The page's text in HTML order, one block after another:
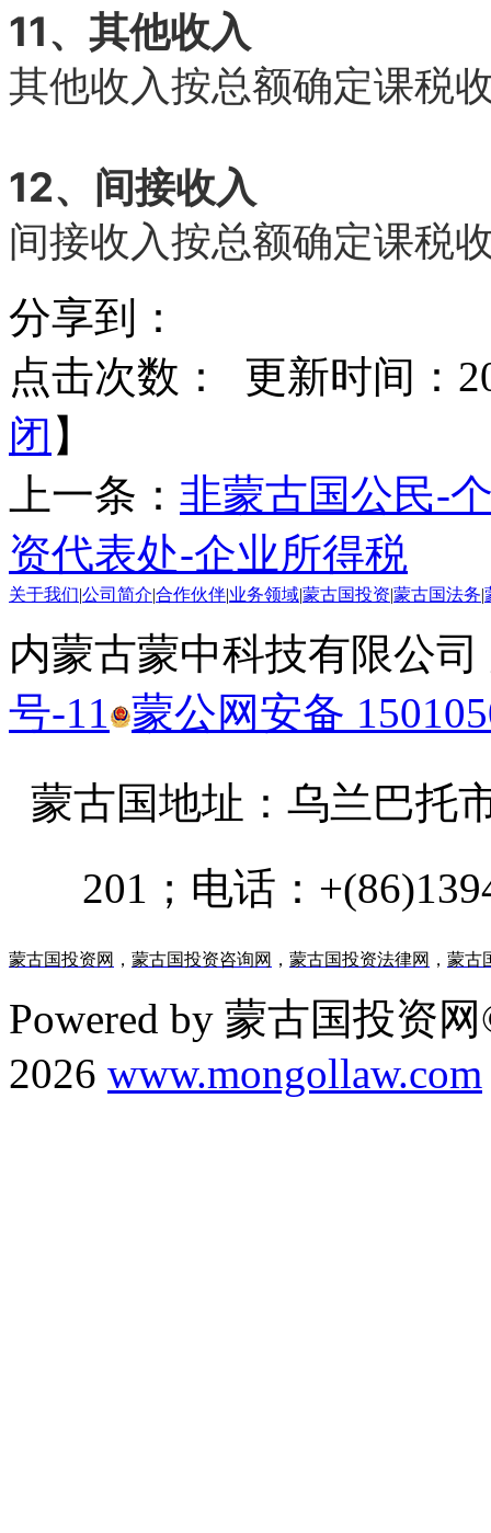
11、其他收入
其他收入按总额确定课税
12、间接收入
间接收入按总额确定课税
分享到：
点击次数：
更新时间：
闭 】
上一条： 非蒙古国公民-
资代表处-企业所得税
关于我们 公司简介 合作伙伴 业务领域 蒙古国投资 蒙古国法务
内蒙古蒙中科技有限公
号-11 蒙公网安备
蒙古国地址： 乌兰巴托
201；电话：
蒙古国投资网 ， 蒙古国投资咨询网 ， 蒙古国投资法律网 ， 蒙古
Powered by 蒙古国投资
2026 www.mongollaw.com